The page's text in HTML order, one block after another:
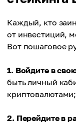
Каждый, кто
от инвестиций,
Вот пошаговое
1. Войдите в
быть личный
криптовалютами;
2. Перейдите в